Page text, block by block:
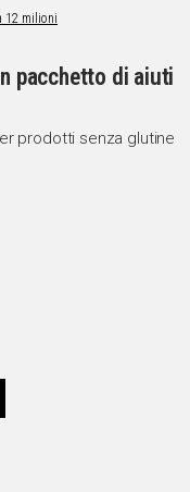
pacchetto di aiuti
prodotti senza glutine